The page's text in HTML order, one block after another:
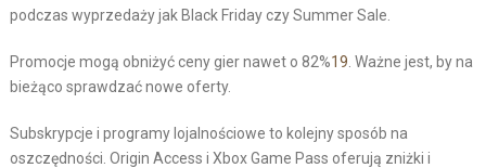
podczas wyprzedaży jak Black Friday czy Summer Sale.
Promocje mogą obniżyć ceny gier nawet o 82%19 . Ważne jest, by na
bieżąco sprawdzać nowe oferty.
Subskrypcje i programy lojalnościowe to kolejny sposób na
oszczędności. Origin Access i Xbox Game Pass oferują zniżki i